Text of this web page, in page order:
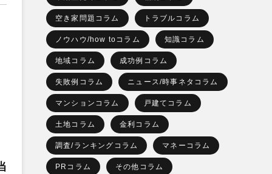
空き家問題コラム トラブルコラム
ノウハウ/how toコラム 知識コラム
地域コラム 成功例コラム
失敗例コラム ニュース/時事ネタコラム
マンションコラム 戸建てコラム
土地コラム 金利コラム
調査/ランキングコラム マネーコラム
PRコラム その他コラム